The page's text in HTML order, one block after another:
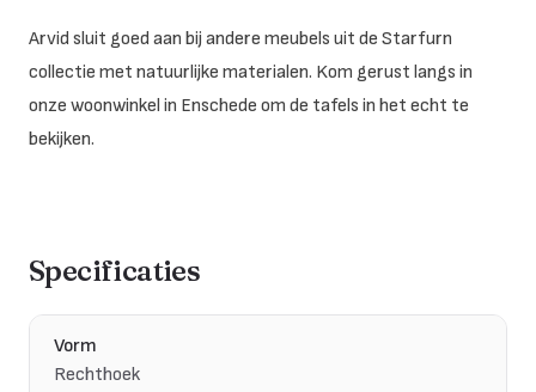
Arvid sluit goed aan bij andere meubels uit de Starfurn
collectie met natuurlijke materialen. Kom gerust langs in
onze woonwinkel in Enschede om de tafels in het echt te
bekijken.
Specificaties
Vorm
Rechthoek